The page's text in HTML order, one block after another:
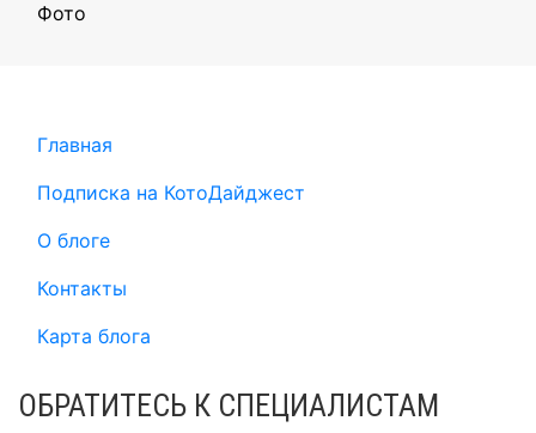
Фото
Главная
Подписка на КотоДайджест
О блоге
Контакты
Карта блога
ОБРАТИТЕСЬ К СПЕЦИАЛИСТАМ